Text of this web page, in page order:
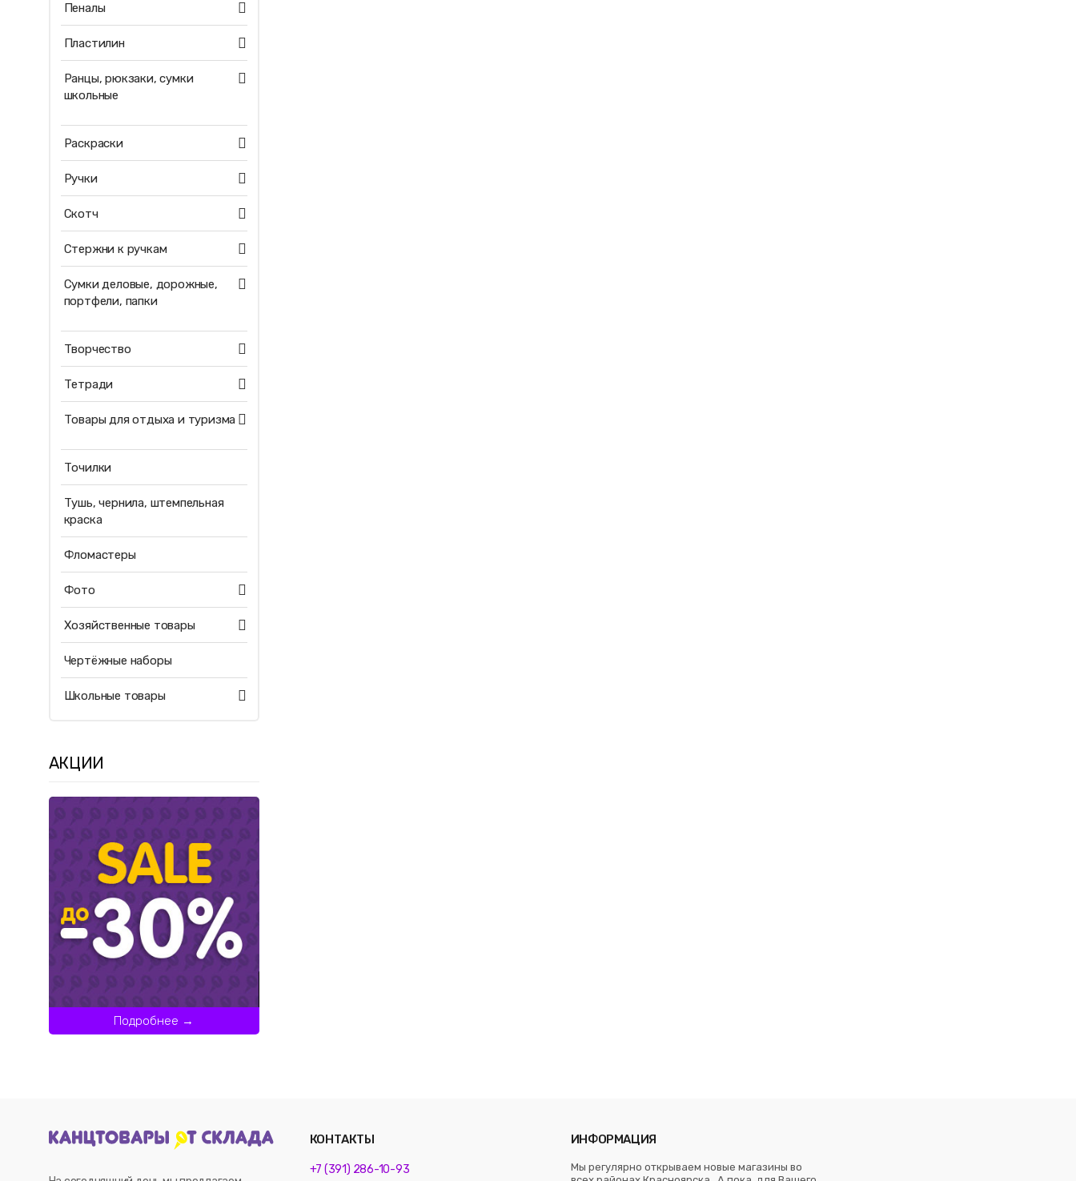
Пеналы
Пластилин
Ранцы, рюкзаки, сумки
школьные
Раскраски
Ручки
Скотч
Стержни к ручкам
Сумки деловые, дорожные,
портфели, папки
Творчество
Тетради
Товары для отдыха и туризма
Точилки
Тушь, чернила, штемпельная
краска
Фломастеры
Фото
Хозяйственные товары
Чертёжные наборы
Школьные товары
АКЦИИ
Подробнее →
КОНТАКТЫ
+7 (391) 286-10-93
ИНФОРМАЦИЯ
Мы регулярно открываем новые магазины во